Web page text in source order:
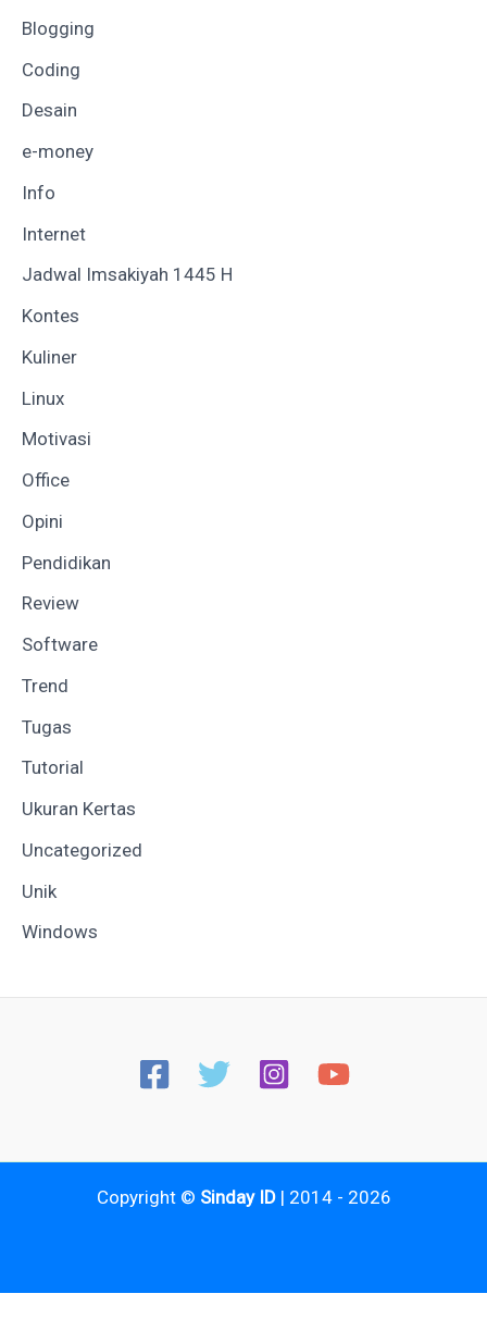
Blogging
Coding
Desain
e-money
Info
Internet
Jadwal Imsakiyah 1445 H
Kontes
Kuliner
Linux
Motivasi
Office
Opini
Pendidikan
Review
Software
Trend
Tugas
Tutorial
Ukuran Kertas
Uncategorized
Unik
Windows
Copyright © Sinday ID| 2014 - 2026